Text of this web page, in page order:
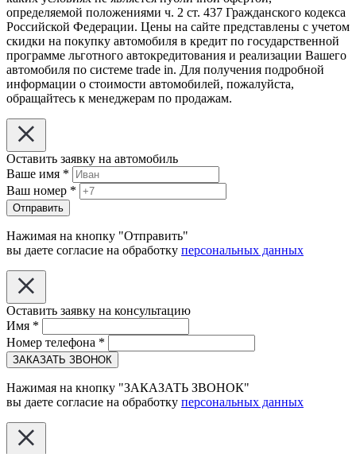
определяемой положениями ч. 2 ст. 437 Гражданского кодекса
Российской Федерации. Цены на сайте представлены с учетом
скидки на покупку автомобиля в кредит по государственной
программе льготного автокредитования и реализации Вашего
автомобиля по системе trade in. Для получения подробной
информации о стоимости автомобилей, пожалуйста,
обращайтесь к менеджерам по продажам.
Оставить заявку на автомобиль
Ваше имя *
Ваш номер *
Отправить
Нажимая на кнопку "Отправить"
вы даете согласие на обработку персональных данных
Оставить заявку на консультацию
Имя *
Номер телефона *
ЗАКАЗАТЬ ЗВОНОК
Нажимая на кнопку "ЗАКАЗАТЬ ЗВОНОК"
вы даете согласие на обработку персональных данных